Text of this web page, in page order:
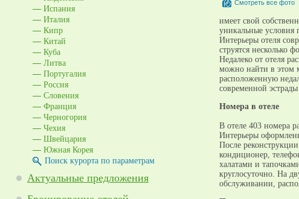
Испания
Италия
Кипр
Китай
Куба
Литва
Португалия
Россия
Словения
Франция
Черногория
Чехия
Швейцария
Южная Корея
Поиск курорта по параметрам
Актуальные предложения
Смотреть все фото
имеет свой
уникальные условия
Интерьеры отеля
струятся несколько
Недалеко от отеля
можно найти в этом
расположенную
современной
Номера в отеле
В отеле 403 номера
Интерьеры
После
кондиционер,
халатами и
круглосуточно. На
обслуживании,